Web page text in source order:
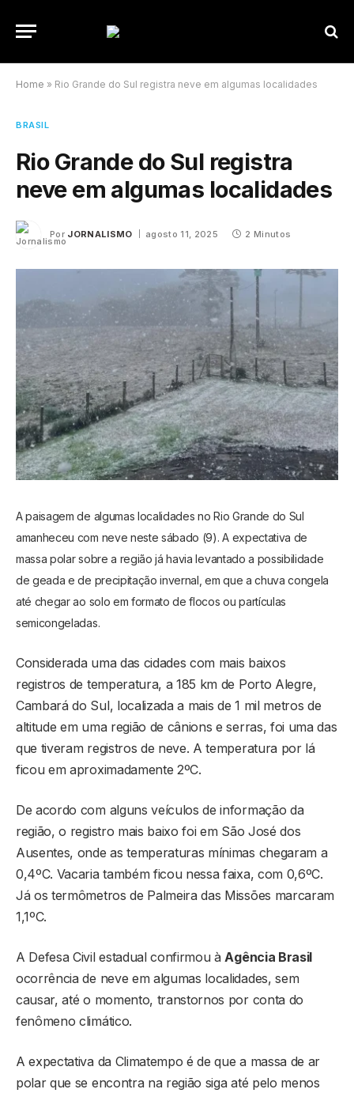
Home » Rio Grande do Sul registra neve em algumas localidades
BRASIL
Rio Grande do Sul registra
neve em algumas localidades
Por JORNALISMO agosto 11, 2025 2 Minutos
A paisagem de algumas localidades no Rio Grande do Sul
amanheceu com neve neste sábado (9). A expectativa de
massa polar sobre a região já havia levantado a possibilidade
de geada e de precipitação invernal, em que a chuva congela
até chegar ao solo em formato de flocos ou partículas
semicongeladas.
Considerada uma das cidades com mais baixos
registros de temperatura, a 185 km de Porto Alegre,
Cambará do Sul, localizada a mais de 1 mil metros de
altitude em uma região de cânions e serras, foi uma das
que tiveram registros de neve. A temperatura por lá
ficou em aproximadamente 2ºC.
De acordo com alguns veículos de informação da
região, o registro mais baixo foi em São José dos
Ausentes, onde as temperaturas mínimas chegaram a
0,4ºC. Vacaria também ficou nessa faixa, com 0,6ºC.
Já os termômetros de Palmeira das Missões marcaram
1,1ºC.
A Defesa Civil estadual confirmou à Agência Brasil
ocorrência de neve em algumas localidades, sem
causar, até o momento, transtornos por conta do
fenômeno climático.
A expectativa da Climatempo é de que a massa de ar
polar que se encontra na região siga até pelo menos